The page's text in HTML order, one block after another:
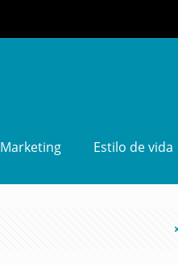
Marketing Estilo de vida